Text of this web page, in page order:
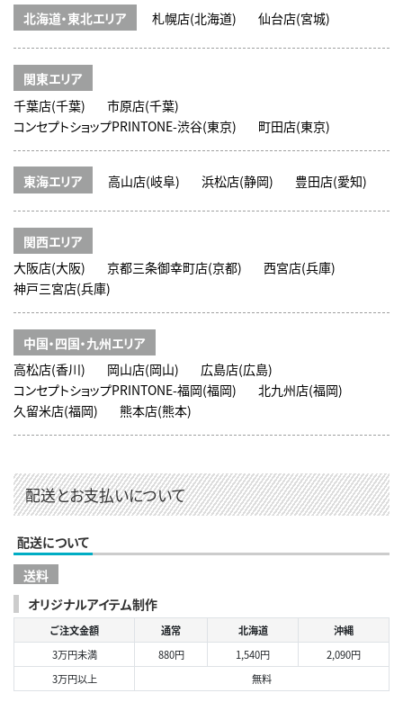
北海道・東北エリア 札幌店(北海道) 仙台店(宮城)
関東エリア
千葉店(千葉)
市原店(千葉)
コンセプトショップPRINTONE-渋谷(東京)
町田店(東京)
東海エリア 高山店(岐阜) 浜松店(静岡) 豊田店(愛知)
関西エリア
大阪店(大阪)
京都三条御幸町店(京都)
西宮店(兵庫)
神戸三宮店(兵庫)
中国・四国・九州エリア
高松店(香川)
岡山店(岡山)
広島店(広島)
コンセプトショップPRINTONE-福岡(福岡)
北九州店(福岡)
久留米店(福岡)
熊本店(熊本)
配送とお支払いについて
配送について
送料
オリジナルアイテム制作
ご注文金額 通常 北海道
沖縄
3万円未満
880円 1,540円
2,090円
3万円以上
無料